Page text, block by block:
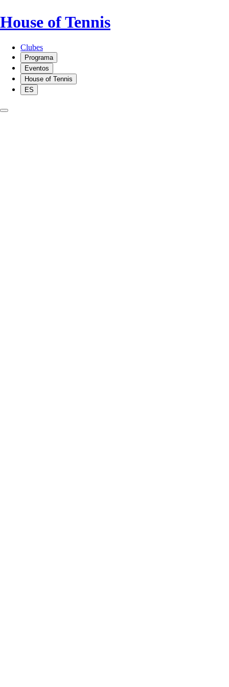
House of Tennis
Clubes
Programa
Eventos
House of Tennis
ES